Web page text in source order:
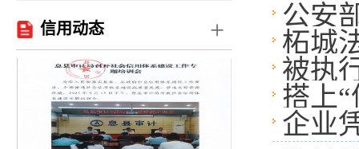
信用动态 +
公安
名单
柘城
25万
被执
搭上
企业